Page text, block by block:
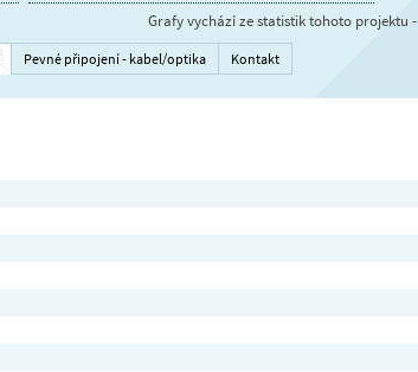
Grafy vychází ze statistik tohoto projektu -
Pevné připojení - kabel/optika Kontakt